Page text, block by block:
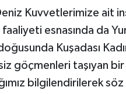
Kuvvetlerimize ait
esnasında da
Kuşadası
göçmenleri taşıyan
bilgilendirilerek